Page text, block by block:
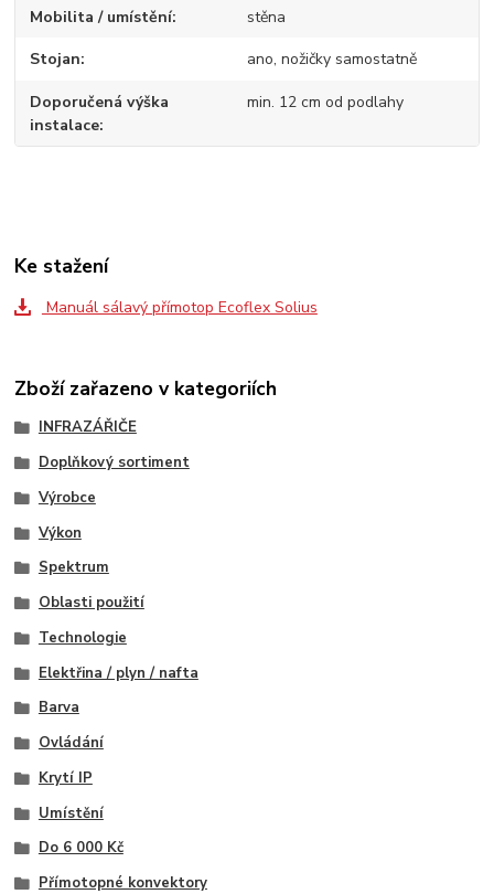
Mobilita / umístění stěna
Stojan ano, nožičky samostatně
Doporučená výška
instalace
min. 12 cm od podlahy
Ke stažení
Manuál sálavý přímotop Ecoflex Solius
Zboží zařazeno v kategoriích
INFRAZÁŘIČE
Doplňkový sortiment
Výrobce
Výkon
Spektrum
Oblasti použití
Technologie
Elektřina / plyn / nafta
Barva
Ovládání
Krytí IP
Umístění
Do 6 000 Kč
Přímotopné konvektory